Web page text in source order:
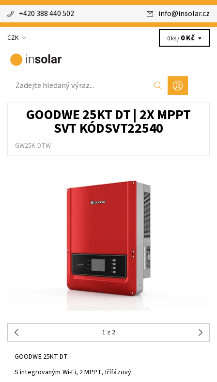
+420 388 440 502 info@insolar.cz
CZK 0 ks / 0 Kč
GOODWE 25KT DT | 2X MPPT
SVT KÓDSVT22540
GW25K-DTW
1 z 2
GOODWE 25KT-DT
S integrovaným Wi-Fi, 2 MPPT, třífázový.